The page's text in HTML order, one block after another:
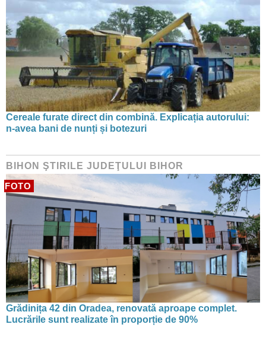
Cereale furate direct din combină. Explicația autorului:
n-avea bani de nunți și botezuri
BIHON ŞTIRILE JUDEŢULUI BIHOR
FOTO
Grădinița 42 din Oradea, renovată aproape complet.
Lucrările sunt realizate în proporție de 90%